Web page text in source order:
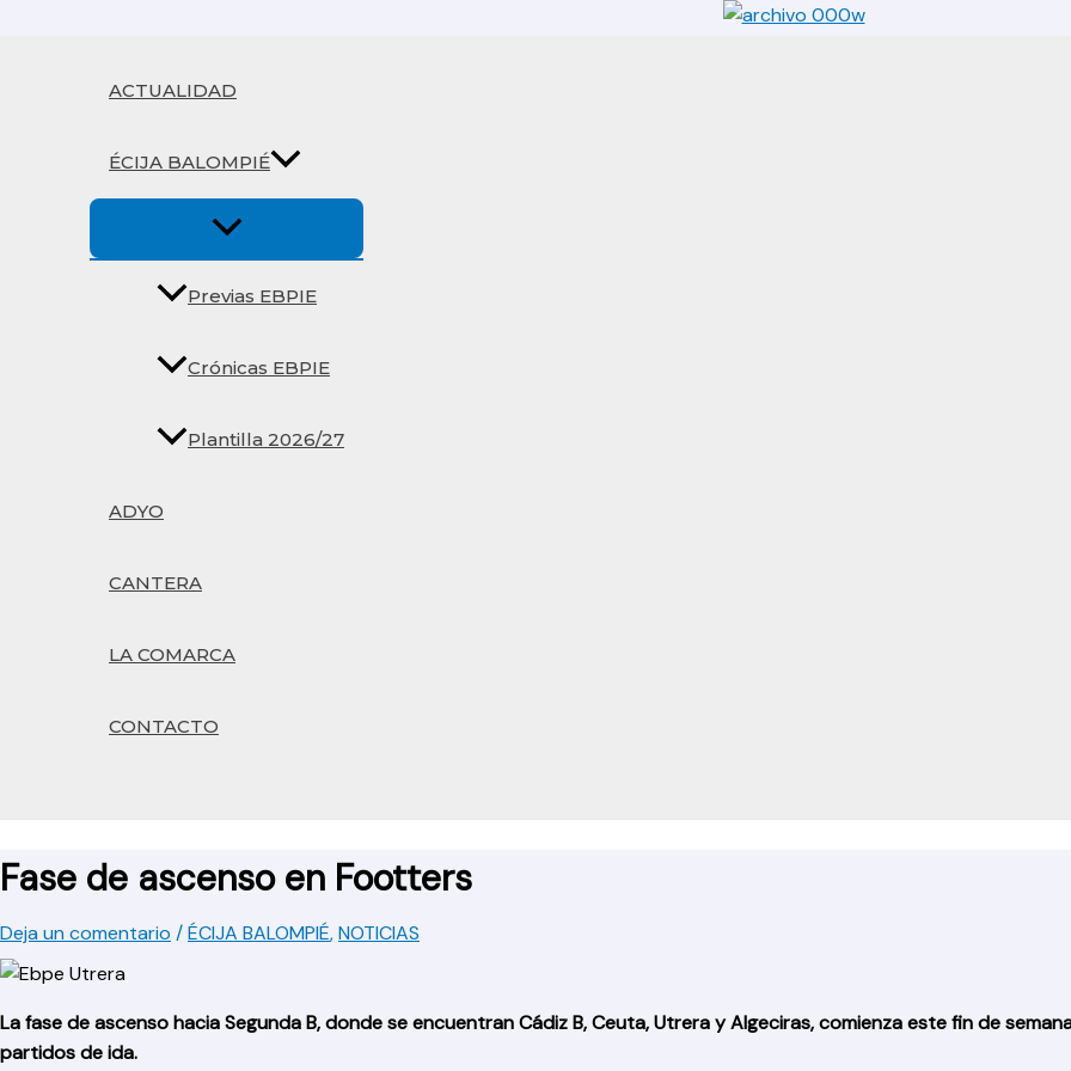
ACTUALIDAD
ÉCIJA BALOMPIÉ
Previas EBPIE
Crónicas EBPIE
Plantilla 2026/27
ADYO
CANTERA
LA COMARCA
CONTACTO
Fase de ascenso en Footters
Deja un comentario /ÉCIJA BALOMPIÉ,NOTICIAS
La fase de ascenso hacia Segunda B, donde se encuentran Cádiz B, Ceuta, Utrera y Algeciras, comienza este fin de
partidos de ida.